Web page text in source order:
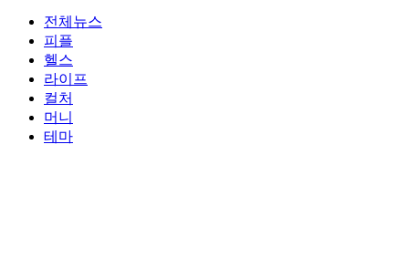
전체뉴스
피플
헬스
라이프
컬처
머니
테마